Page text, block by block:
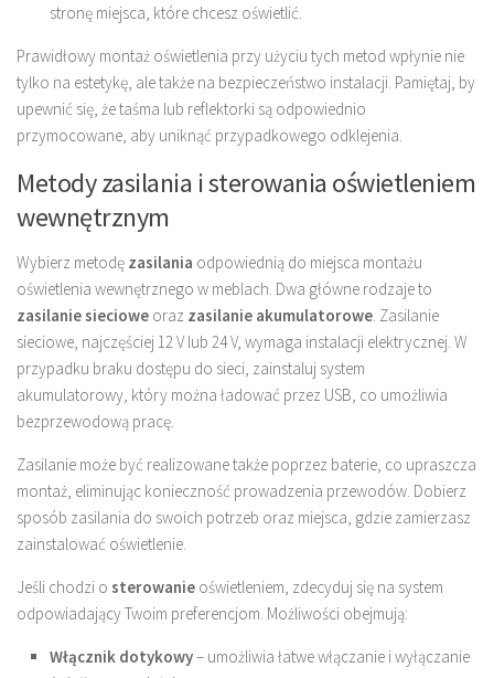
stronę miejsca, które chcesz oświetlić.
Prawidłowy montaż oświetlenia przy użyciu tych metod wpłynie nie
tylko na estetykę, ale także na bezpieczeństwo instalacji. Pamiętaj, by
upewnić się, że taśma lub reflektorki są odpowiednio
przymocowane, aby uniknąć przypadkowego odklejenia.
Metody zasilania i sterowania oświetleniem
wewnętrznym
Wybierz metodę zasilania odpowiednią do miejsca montażu
oświetlenia wewnętrznego w meblach. Dwa główne rodzaje to
zasilanie sieciowe oraz zasilanie akumulatorowe . Zasilanie
sieciowe, najczęściej 12 V lub 24 V, wymaga instalacji elektrycznej. W
przypadku braku dostępu do sieci, zainstaluj system
akumulatorowy, który można ładować przez USB, co umożliwia
bezprzewodową pracę.
Zasilanie może być realizowane także poprzez baterie, co upraszcza
montaż, eliminując konieczność prowadzenia przewodów. Dobierz
sposób zasilania do swoich potrzeb oraz miejsca, gdzie zamierzasz
zainstalować oświetlenie.
Jeśli chodzi o sterowanie oświetleniem, zdecyduj się na system
odpowiadający Twoim preferencjom. Możliwości obejmują:
Włącznik dotykowy– umożliwia łatwe włączanie i wyłączanie